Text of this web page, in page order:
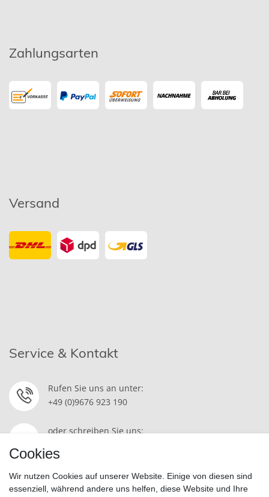
Zahlungsarten
Versand
Service & Kontakt
Rufen Sie uns an unter:
+49 (0)9676 923 190
oder schreiben Sie uns:
Cookies
Wir nutzen Cookies auf unserer Website. Einige von diesen sind
essenziell, während andere uns helfen, diese Website und Ihre